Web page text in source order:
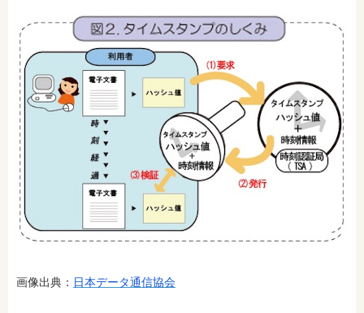
画像出典： 日本データ通信協会